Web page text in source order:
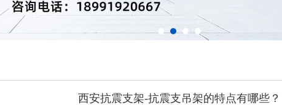
西安抗震支架-抗震支吊架的特点有哪些？